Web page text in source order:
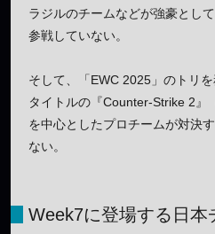
ラジルのチームなどが強豪とし
参戦していない。
そして、「EWC 2025」のトリ
タイトルの『Counter-Strike 2』
を中心としたプロチームが対決
ない。
Week7に登場する日本